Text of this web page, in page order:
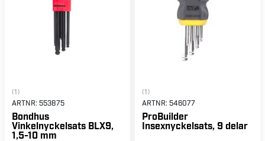
(1)
ARTNR: 553875
Bondhus
Vinkelnyckelsats BLX9,
1,5-10 mm
(1)
ARTNR: 546077
ProBuilder
Insexnyckelsats, 9 delar